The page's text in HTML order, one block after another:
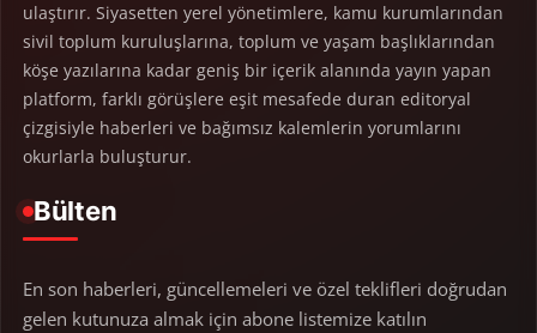
ulaştırır. Siyasetten yerel yönetimlere, kamu kurumlarından
sivil toplum kuruluşlarına, toplum ve yaşam başlıklarından
köşe yazılarına kadar geniş bir içerik alanında yayın yapan
platform, farklı görüşlere eşit mesafede duran editoryal
çizgisiyle haberleri ve bağımsız kalemlerin yorumlarını
okurlarla buluşturur.
Bülten
En son haberleri, güncellemeleri ve özel teklifleri doğrudan
gelen kutunuza almak için abone listemize katılın